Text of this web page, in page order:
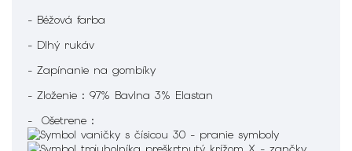
- Béžová farba
- Dlhý rukáv
- Zapínanie na gombíky
- Zloženie : 97% Bavlna 3% Elastan
- Ošetrene :